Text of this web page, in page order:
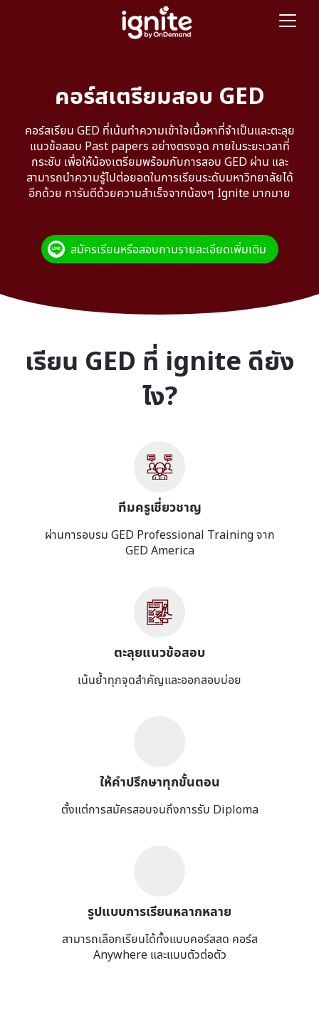
คอร์สเตรียมสอบ GED
คอร์สเรียน GED ที่เน้นทำความเข้าใจเนื้อหาที่จำเป็นและตะลุย
แนวข้อสอบ Past papers อย่างตรงจุด ภายในระยะเวลาที่
กระชับ เพื่อให้น้องเตรียมพร้อมกับการสอบ GED ผ่าน และ
สามารถนำความรู้ไปต่อยอดในการเรียนระดับมหาวิทยาลัยได้
อีกด้วย การันตีด้วยความสำเร็จจากน้องๆ Ignite มากมาย
สมัครเรียนหรือสอบถามรายละเอียดเพิ่มเติม
เรียน GED ที่ ignite ดียัง
ไง?
ทีมครูเชี่ยวชาญ
ผ่านการอบรม GED Professional Training จาก
GED America
ตะลุยแนวข้อสอบ
เน้นย้ำทุกจุดสำคัญและออกสอบบ่อย
ให้คำปรึกษาทุกขั้นตอน
ตั้งแต่การสมัครสอบจนถึงการรับ Diploma
รูปแบบการเรียนหลากหลาย
สามารถเลือกเรียนได้ทั้งแบบคอร์สสด คอร์ส
Anywhere และแบบตัวต่อตัว